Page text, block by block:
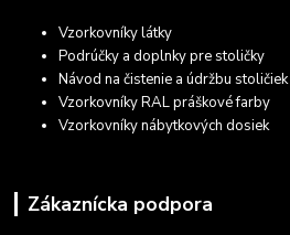
Vzorkovníky látky
Podrúčky a doplnky pre stoličky
Návod na čistenie a údržbu stoličiek
Vzorkovníky RAL práškové farby
Vzorkovníky nábytkových dosiek
Zákaznícka podpora